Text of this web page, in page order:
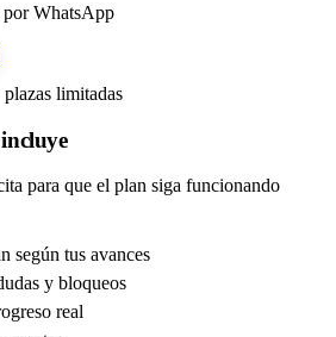
WhatsApp
limitadas
incluye
para que el plan siga funcionando
según tus avances
y bloqueos
real